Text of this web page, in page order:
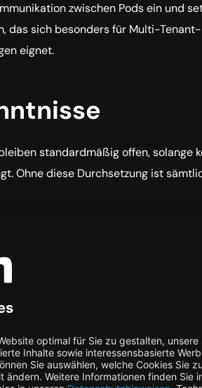
zwischen Pods ein und
das sich besonders für Multi-
eignet.
standardmäßig offen, solange
Ohne diese Durchsetzung ist
Namespace- und Service-Ebene
von GET /health bei
sind mit CiliumNetworkPolicy
zum Standardumfang klassischer